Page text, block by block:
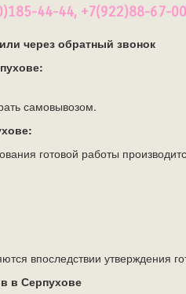
44-44, +7(922)88-67-
или через обратный звонок
самовывозом.
готовой работы
впоследствии утверждения
в Серпухове